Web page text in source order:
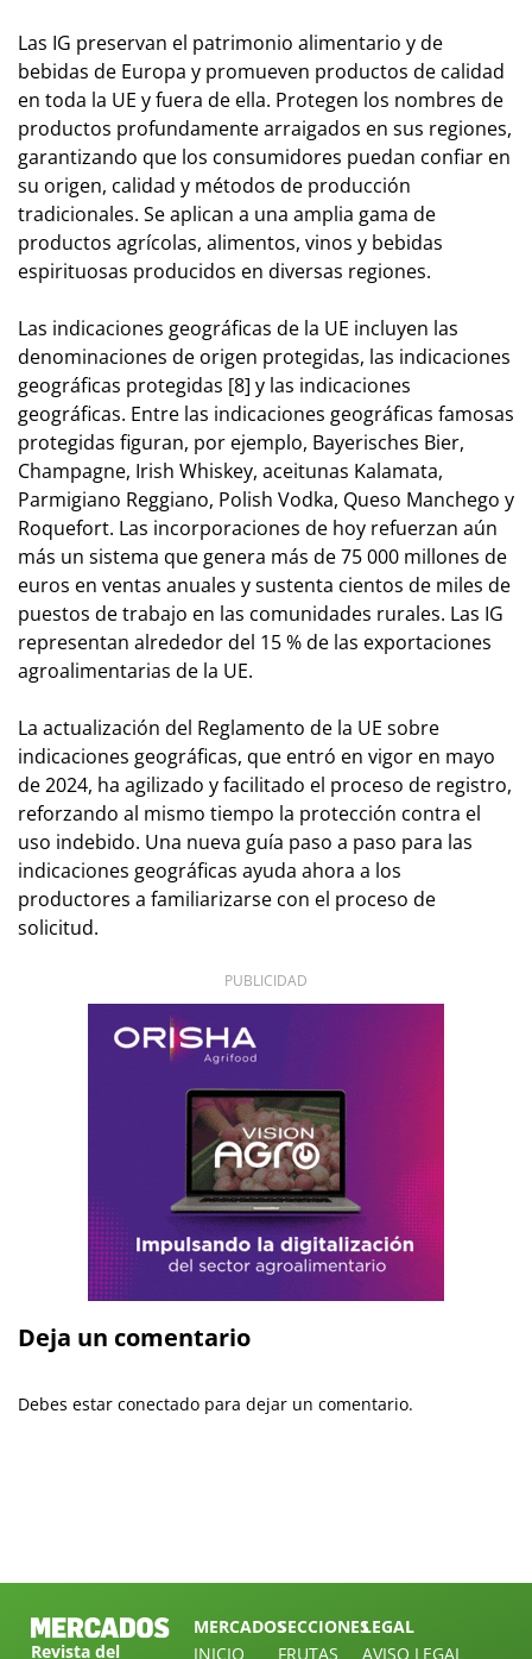
Las IG preservan el patrimonio alimentario y de
bebidas de Europa y promueven productos de calidad
en toda la UE y fuera de ella. Protegen los nombres de
productos profundamente arraigados en sus regiones,
garantizando que los consumidores puedan confiar en
su origen, calidad y métodos de producción
tradicionales. Se aplican a una amplia gama de
productos agrícolas, alimentos, vinos y bebidas
espirituosas producidos en diversas regiones.
Las indicaciones geográficas de la UE incluyen las
denominaciones de origen protegidas, las indicaciones
geográficas protegidas [8] y las indicaciones
geográficas. Entre las indicaciones geográficas famosas
protegidas figuran, por ejemplo, Bayerisches Bier,
Champagne, Irish Whiskey, aceitunas Kalamata,
Parmigiano Reggiano, Polish Vodka, Queso Manchego y
Roquefort. Las incorporaciones de hoy refuerzan aún
más un sistema que genera más de 75 000 millones de
euros en ventas anuales y sustenta cientos de miles de
puestos de trabajo en las comunidades rurales. Las IG
representan alrededor del 15 % de las exportaciones
agroalimentarias de la UE.
La actualización del Reglamento de la UE sobre
indicaciones geográficas, que entró en vigor en mayo
de 2024, ha agilizado y facilitado el proceso de registro,
reforzando al mismo tiempo la protección contra el
uso indebido. Una nueva guía paso a paso para las
indicaciones geográficas ayuda ahora a los
productores a familiarizarse con el proceso de
solicitud.
PUBLICIDAD
Deja un comentario
Debes estar conectado para dejar un comentario.
Revista del
MERCADOS
INICIO
SECCIONES
FRUTAS
LEGAL
AVISO LEGAL